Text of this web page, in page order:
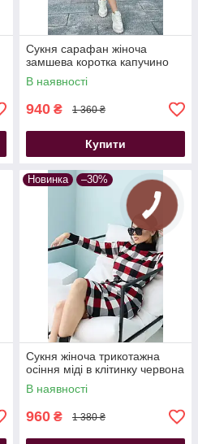
Сукня сарафан жіноча
замшева коротка капучино
В наявності
940 ₴ 1 360 ₴
Купити
Новинка –30%
Сукня жіноча трикотажна
осіння міді в клітинку червона
В наявності
960 ₴ 1 380 ₴